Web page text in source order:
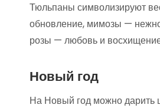
Тюльпаны символизируют
обновление, мимозы —
розы — любовь и
Новый год
На Новый год можно дарить